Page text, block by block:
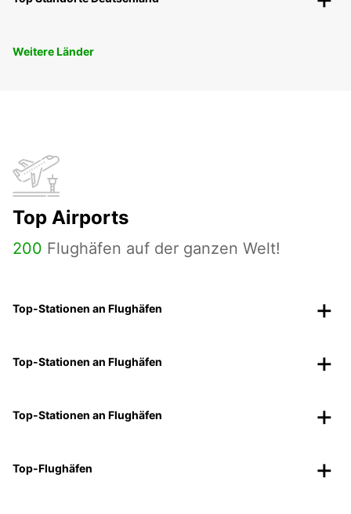
Weitere Länder
Top Airports
200 Flughäfen auf der ganzen Welt!
Top-Stationen an Flughäfen
Top-Stationen an Flughäfen
Top-Stationen an Flughäfen
Top-Flughäfen